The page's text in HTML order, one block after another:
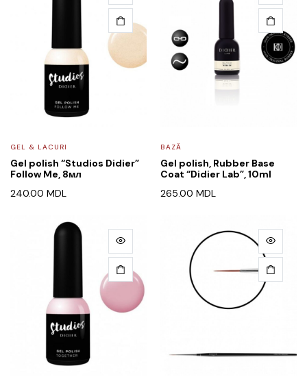
GEL & LACURI
Gel polish “Studios Didier”
Follow Me, 8мл
240.00 MDL
BAZĂ
Gel polish, Rubber Base
Coat “Didier Lab”, 10ml
265.00 MDL